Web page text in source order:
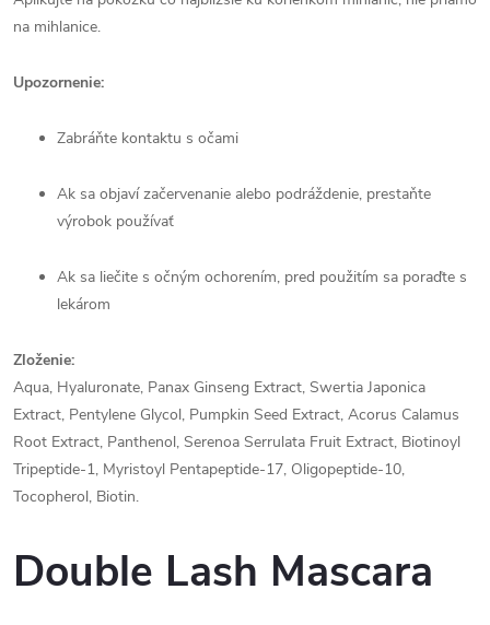
na mihlanice.
Upozornenie:
Zabráňte kontaktu s očami
Ak sa objaví začervenanie alebo podráždenie, prestaňte
výrobok používať
Ak sa liečite s očným ochorením, pred použitím sa poraďte s
lekárom
Zloženie:
Aqua, Hyaluronate, Panax Ginseng Extract, Swertia Japonica
Extract, Pentylene Glycol, Pumpkin Seed Extract, Acorus Calamus
Root Extract, Panthenol, Serenoa Serrulata Fruit Extract, Biotinoyl
Tripeptide-1, Myristoyl Pentapeptide-17, Oligopeptide-10,
Tocopherol, Biotin.
Double Lash Mascara
15% SLEVA
Přihlášením k odběru newsletteru získáte
příjemnouSLEVU 15% na první nákup a
ještě se pravidelně dozvíte o našich akcích
a novinkách.
ANO, MÁM ZÁJEM
Vložením e-mailu souhlasím spodmínkami ochrany osobních údajů.